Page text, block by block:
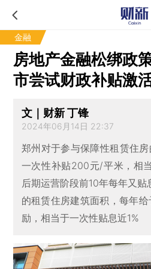
金融
房地产金融松绑政
市尝试财政补贴激
文｜财新 丁锋
2024年06月14日 22:37
郑州对于参与保障性租赁住
一次性补贴200元/平米，相
后期运营阶段前10年每年又
的租赁住房建筑面积，每年
励，相当于一次性贴息近1%